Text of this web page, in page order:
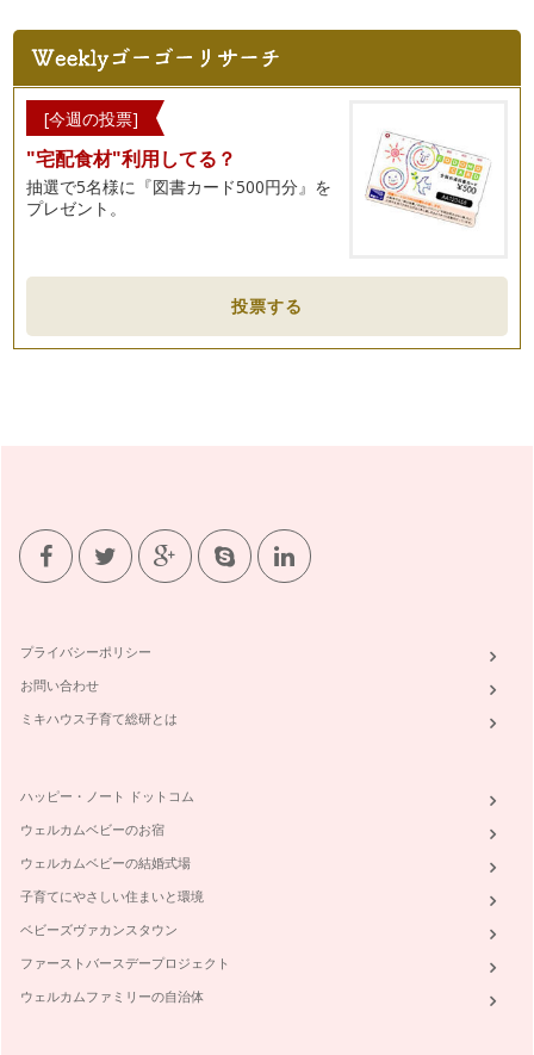
[今週の投票]
"宅配食材"利用してる？
抽選で5名様に『図書カード500円分』を
プレゼント。
投票する
プライバシーポリシー
お問い合わせ
ミキハウス子育て総研とは
ハッピー・ノート ドットコム
ウェルカムベビーのお宿
ウェルカムベビーの結婚式場
子育てにやさしい住まいと環境
ベビーズヴァカンスタウン
ファーストバースデープロジェクト
ウェルカムファミリーの自治体